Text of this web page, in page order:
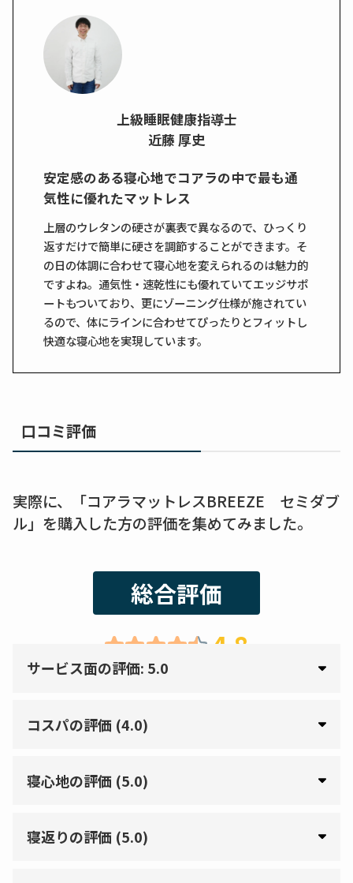
上級睡眠健康指導士
近藤 厚史
安定感のある寝心地でコアラの中で最も通
気性に優れたマットレス
上層のウレタンの硬さが裏表で異なるので、ひっくり
返すだけで簡単に硬さを調節することができます。そ
の日の体調に合わせて寝心地を変えられるのは魅力的
ですよね。通気性・速乾性にも優れていてエッジサポ
ートもついており、更にゾーニング仕様が施されてい
るので、体にラインに合わせてぴったりとフィットし
快適な寝心地を実現しています。
口コミ評価
実際に、「コアラマットレスBREEZE セミダブ
ル」を購入した方の評価を集めてみました。
総合評価
4.8
サービス面の評価: 5.0
コスパの評価 (4.0)
寝心地の評価 (5.0)
寝返りの評価 (5.0)